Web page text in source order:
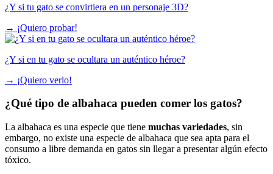
¿Y si tu gato se convirtiera en un personaje 3D?
→ ¡Quiero probar!
¿Y si en tu gato se ocultara un auténtico héroe?
→ ¡Quiero verlo!
¿Qué tipo de albahaca pueden comer los gatos?
La albahaca es una especie que tiene muchas variedades, sin
embargo, no existe una especie de albahaca que sea apta para el
consumo a libre demanda en gatos sin llegar a presentar algún efecto
tóxico.